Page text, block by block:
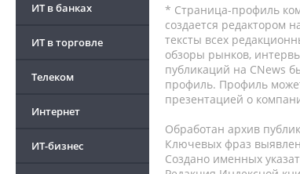
ИТ в банках
ИТ в торговле
Телеком
Интернет
ИТ-бизнес
* Страница-профиль
создается редактором
тексты всех
обзоры рынков,
публикаций на CNews
профиль. Профиль
презентацией о
Обработан архив
Ключевых фраз
Создано именных